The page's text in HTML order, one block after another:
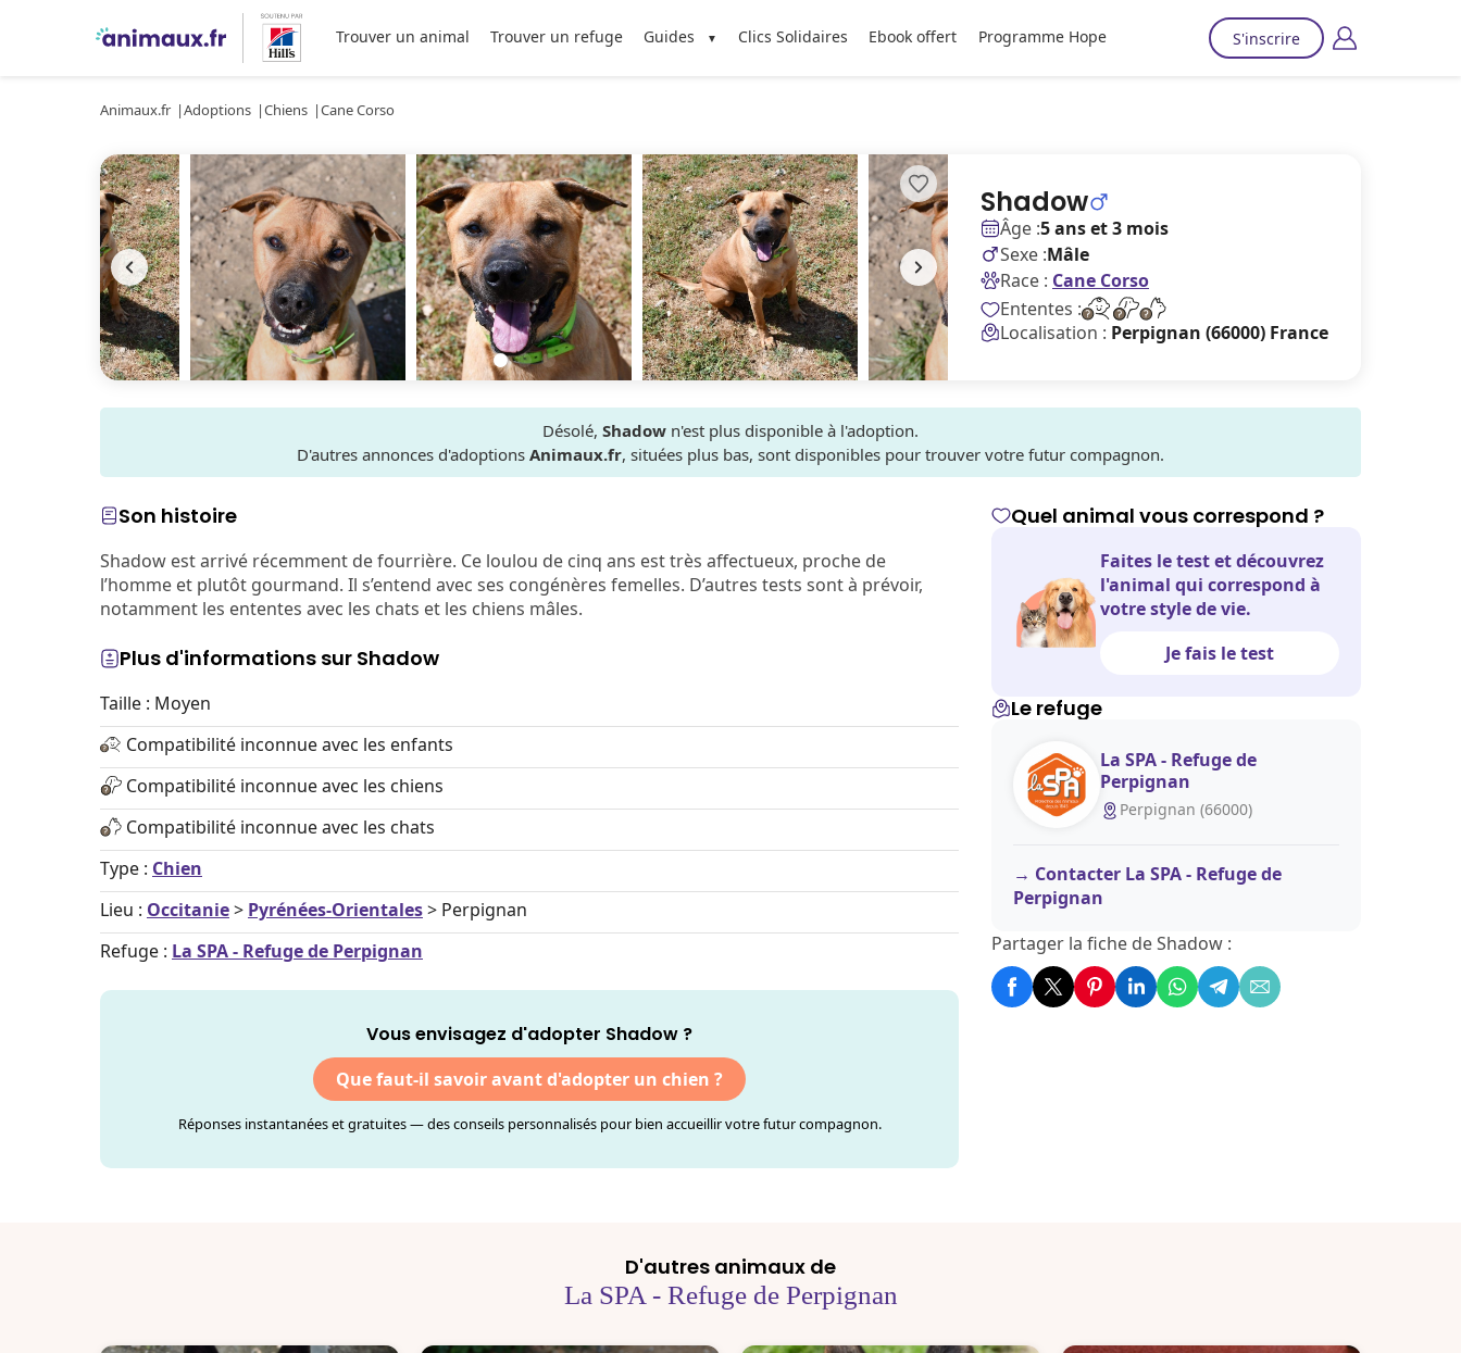
Trouver un animal Trouver un refuge Guides Clics Solidaires Ebook offert Programme Hope S'inscrire
Animaux.fr Adoptions Chiens Cane Corso
Shadow
Âge :5 ans et 3 mois
Sexe :Mâle
Race : Cane Corso
Ententes :
Localisation : Perpignan (66000) France
Désolé, Shadow n'est plus disponible à l'adoption.
D'autres annonces d'adoptions Animaux.fr, situées plus bas, sont disponibles pour trouver votre futur compagnon.
Son histoire
Shadow est arrivé récemment de fourrière. Ce loulou de cinq ans est très affectueux, proche de
l’homme et plutôt gourmand. Il s’entend avec ses congénères femelles. D’autres tests sont à prévoir,
notamment les ententes avec les chats et les chiens mâles.
Plus d'informations sur Shadow
Taille : Moyen
Compatibilité inconnue avec les enfants
Compatibilité inconnue avec les chiens
Compatibilité inconnue avec les chats
Type : Chien
Lieu : Occitanie> Pyrénées-Orientales> Perpignan
Refuge : La SPA - Refuge de Perpignan
Vous envisagez d'adopter Shadow ?
Que faut-il savoir avant d'adopter un chien ?
Réponses instantanées et gratuites — des conseils personnalisés pour bien accueillir votre futur compagnon.
Quel animal vous correspond ?
Faites le test et découvrez
l'animal qui correspond à
votre style de vie.
Je fais le test
Le refuge
La SPA - Refuge de
Perpignan
Perpignan (66000)
Contacter La SPA - Refuge de
Perpignan
Partager la fiche de Shadow :
D'autres animaux de
La SPA - Refuge de Perpignan